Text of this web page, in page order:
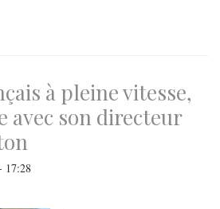
à pleine vitesse,
avec son directeur
17:28